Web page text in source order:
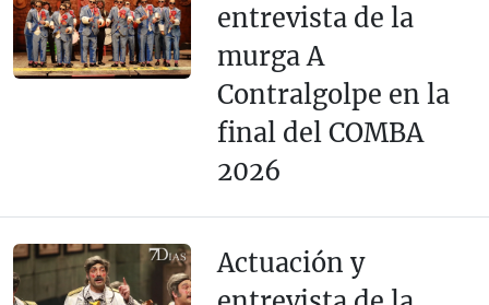
entrevista de la
murga A
Contralgolpe en la
final del COMBA
2026
Actuación y